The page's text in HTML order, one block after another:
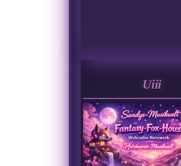
Uiii